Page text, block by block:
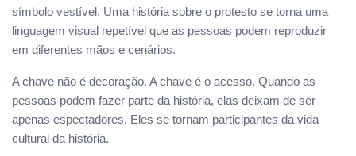
símbolo vestível. Uma história sobre o protesto se torna uma
linguagem visual repetível que as pessoas podem reproduzir
em diferentes mãos e cenários.
A chave não é decoração. A chave é o acesso. Quando as
pessoas podem fazer parte da história, elas deixam de ser
apenas espectadores. Eles se tornam participantes da vida
cultural da história.